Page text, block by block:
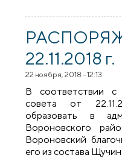
22.11.2018 г.
22 ноября, 2018 - 12:13
В соответствии с
совета от
образовать в
Вороновского
Вороновский
его из состава